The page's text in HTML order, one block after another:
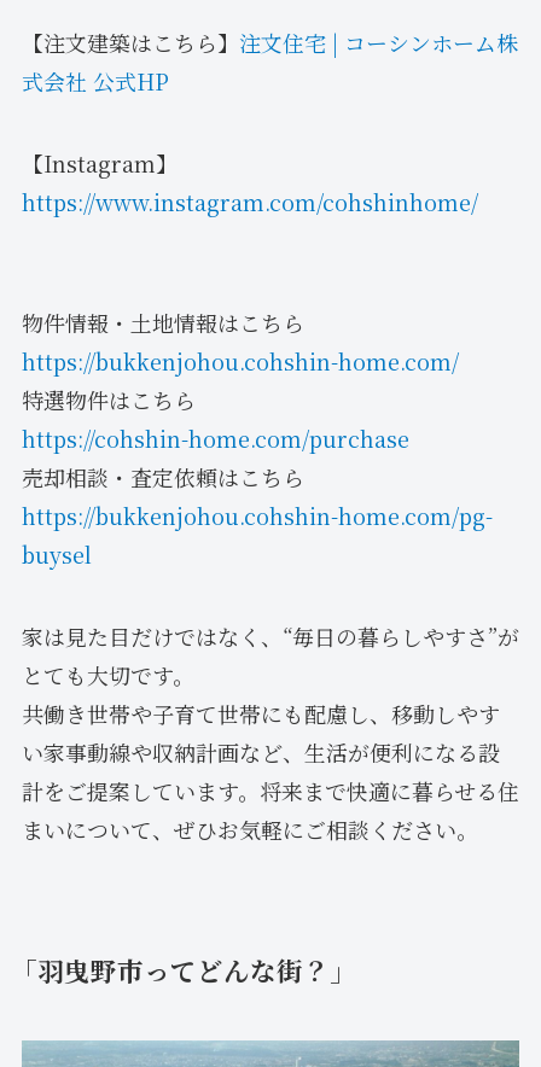
【注文建築はこちら】 注文住宅 | コーシンホーム株
式会社 公式HP
【Instagram】
https://www.instagram.com/cohshinhome/
物件情報・土地情報はこちら
https://bukkenjohou.cohshin-home.com/
特選物件はこちら
https://cohshin-home.com/purchase
売却相談・査定依頼はこちら
https://bukkenjohou.cohshin-home.com/pg-
buysel
家は見た目だけではなく、“毎日の暮らしやすさ”が
とても大切です。
共働き世帯や子育て世帯にも配慮し、移動しやす
い家事動線や収納計画など、生活が便利になる設
計をご提案しています。将来まで快適に暮らせる住
まいについて、ぜひお気軽にご相談ください。
「羽曳野市ってどんな街？」